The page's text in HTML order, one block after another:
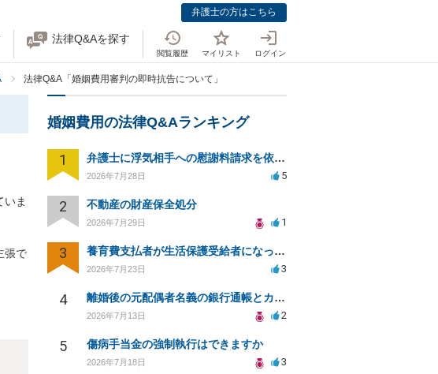
弁護士の方はこちら
法律Q&Aを探す
閲覧履歴 マイリスト ログイン
法律Q&A「婚姻費用審判の即時抗告について」
いま
張で
婚姻費用の法律Q&Aランキング
1 弁護士に浮気相手への慰謝料請求を依頼する費用相場は？
2026年7月28日 5
2 不動産の財産保全処分
2026年7月29日 1
3 養育費支払者が生活保護受給者になった場合の支払い可否
2026年7月23日 3
4 離婚後の元配偶者名義の銀行通帳とカードの処分方法について
2026年7月13日 2
5 傷病手当金の強制執行はできますか
2026年7月18日 3